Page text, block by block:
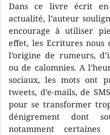
Dans ce livre écrit en
actualité, l’auteur
encourage à utiliser
effet, les Ecritures
l’origine de rumeurs,
ou de calomnies. A
sociaux, les mots ont
tweets, d’e-mails, de
pour se transformer
dénigrement dont
notamment